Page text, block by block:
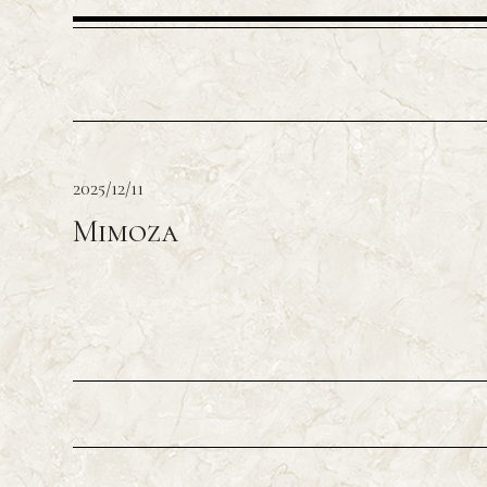
2025/12/11
Mimoza